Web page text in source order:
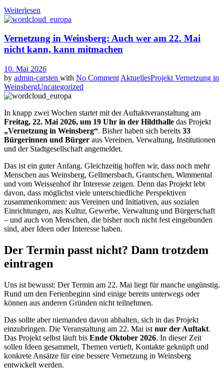
Weiterlesen
Vernetzung in Weinsberg: Auch wer am 22. Mai
nicht kann, kann mitmachen
10. Mai 2026
by admin-carsten with No Comment AktuellesProjekt Vernetzung in
WeinsbergUncategorized
In knapp zwei Wochen startet mit der Auftaktveranstaltung am
Freitag, 22. Mai 2026, um 19 Uhr in der Hildthalle das Projekt
„Vernetzung in Weinsberg“. Bisher haben sich bereits 33
Bürgerinnen und Bürger aus Vereinen, Verwaltung, Institutionen
und der Stadtgesellschaft angemeldet.
Das ist ein guter Anfang. Gleichzeitig hoffen wir, dass noch mehr
Menschen aus Weinsberg, Gellmersbach, Grantschen, Wimmental
und vom Weissenhof ihr Interesse zeigen. Denn das Projekt lebt
davon, dass möglichst viele unterschiedliche Perspektiven
zusammenkommen: aus Vereinen und Initiativen, aus sozialen
Einrichtungen, aus Kultur, Gewerbe, Verwaltung und Bürgerschaft
– und auch von Menschen, die bisher noch nicht fest eingebunden
sind, aber Ideen oder Interesse haben.
Der Termin passt nicht? Dann trotzdem
eintragen
Uns ist bewusst: Der Termin am 22. Mai liegt für manche ungünstig.
Rund um den Ferienbeginn sind einige bereits unterwegs oder
können aus anderen Gründen nicht teilnehmen.
Das sollte aber niemanden davon abhalten, sich in das Projekt
einzubringen. Die Veranstaltung am 22. Mai ist nur der Auftakt.
Das Projekt selbst läuft bis Ende Oktober 2026. In dieser Zeit
sollen Ideen gesammelt, Themen vertieft, Kontakte geknüpft und
konkrete Ansätze für eine bessere Vernetzung in Weinsberg
entwickelt werden.